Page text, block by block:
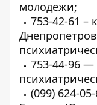
молодежи;
753-42-61 –
753-44-96 —
(099) 624-